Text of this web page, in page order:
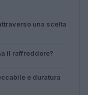
una scelta
il raffreddore?
e duratura